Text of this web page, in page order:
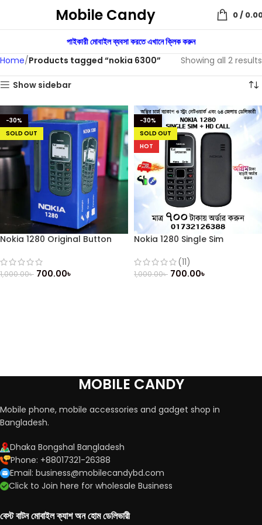
Mobile Candy 0/
পাইকারী মোবাইল ব্যবসা করতে এখানে ক্লিক করুন
Home Products tagged “nokia 6300” Showing all 2 results
Show sidebar
-30%
SOLD OUT
Nokia 1280 Original Button
1,000.00৳ 700.00৳
-30%
SOLD OUT
HOT
Nokia 1280 Single Sim
(11)
1,000.00৳ 700.00৳
MOBILE CANDY
Mobile phone, mobile accessories and gadget shop in
Bangladesh.
Dhaka Bongshal Bangladesh
Phone: +88017321-26388
Email: business@mobilecandybd.com
Click to Join here for wholesale Business
বেস্ট বাটন মোবাইল ক্যাশ অন হোম ডেলিভারী